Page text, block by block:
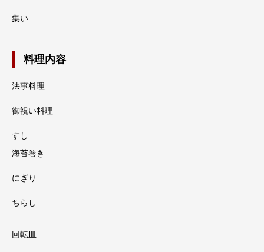
集い
料理内容
法事料理
御祝い料理
すし
海苔巻き
にぎり
ちらし
回転皿